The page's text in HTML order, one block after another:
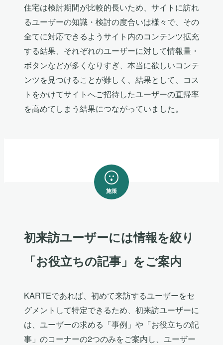
住宅は検討期間が比較的長いため、サイトに訪れ
るユーザーの知識・検討の度合いは様々で、その
全てに対応できるようサイト内のコンテンツ拡充
する結果、それぞれのユーザーに対して情報量・
ボタンなどが多くなりすぎ、本当に欲しいコンテ
ンツを見つけることが難しく、結果として、コス
トをかけてサイトへご招待したユーザーの直帰率
を高めてしまう結果につながっていました。
施策
初来訪ユーザーには情報を絞り
「お役立ちの記事」をご案内
KARTEであれば、初めて来訪するユーザーをセ
グメントして特定できるため、初来訪ユーザーに
は、ユーザーの求める「事例」や「お役立ちの記
事」のコーナーの2つのみをご案内し、ユーザー